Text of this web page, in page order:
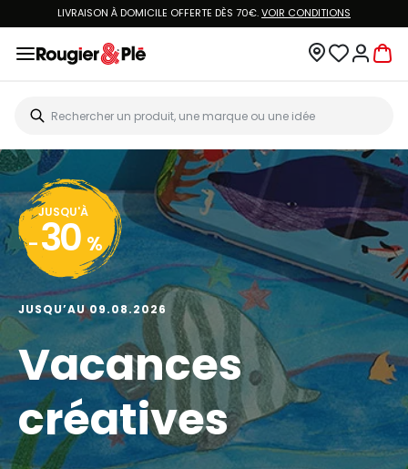
LIVRAISON À DOMICILE OFFERTE DÈS 70€.VOIR CONDITIONS
JUSQU'À
- 30 %
JUSQU’AU 09.08.2026
Vacances
créatives